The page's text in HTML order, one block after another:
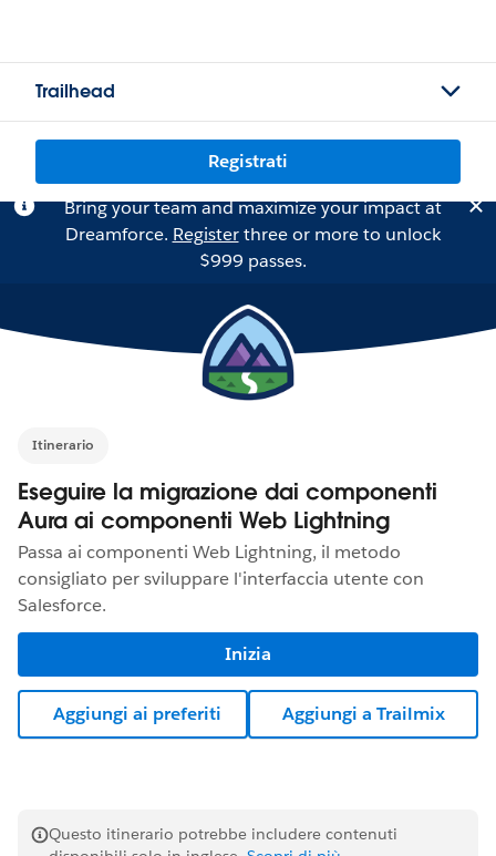
Trailhead
Registrati
Bring your team and maximize your impact at
Dreamforce. Registerthree or more to unlock
$999 passes.
Itinerario
Eseguire la migrazione dai componenti
Aura ai componenti Web Lightning
Passa ai componenti Web Lightning, il metodo
consigliato per sviluppare l'interfaccia utente con
Salesforce.
Inizia
Aggiungi ai preferiti Aggiungi a Trailmix
Questo itinerario potrebbe includere contenuti